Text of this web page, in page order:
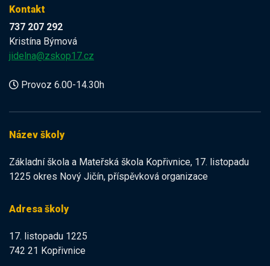
Kontakt
737 207 292
Kristína Býmová
jidelna@zskop17.cz
Provoz 6.00-14.30h
Název školy
Základní škola a Mateřská škola Kopřivnice, 17. listopadu
1225 okres Nový Jičín, příspěvková organizace
Adresa školy
17. listopadu 1225
742 21 Kopřivnice